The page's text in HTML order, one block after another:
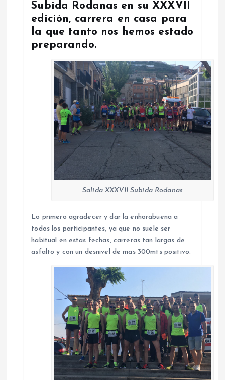
Subida Rodanas en su XXXVII
edición, carrera en casa para
la que tanto nos hemos estado
preparando.
Salida XXXVII Subida Rodanas
Lo primero agradecer y dar la enhorabuena a
todos los participantes, ya que no suele ser
habitual en estas fechas, carreras tan largas de
asfalto y con un desnivel de mas 300mts positivo.